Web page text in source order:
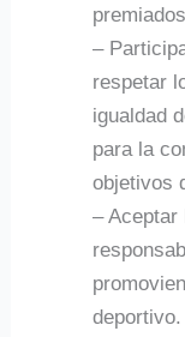
–
respetar
igualdad
para la
objetivos
– Aceptar
deportivo.